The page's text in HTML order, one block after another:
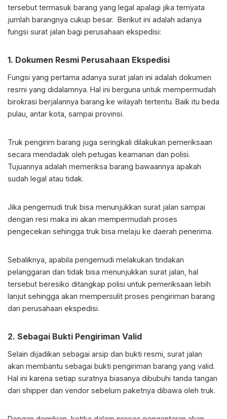
tersebut termasuk barang yang legal apalagi jika ternyata
jumlah barangnya cukup besar. Berikut ini adalah adanya
fungsi surat jalan bagi perusahaan ekspedisi:
1. Dokumen Resmi Perusahaan Ekspedisi
Fungsi yang pertama adanya surat jalan ini adalah dokumen
resmi yang didalamnya. Hal ini berguna untuk mempermudah
birokrasi berjalannya barang ke wilayah tertentu. Baik itu beda
pulau, antar kota, sampai provinsi.
Truk pengirim barang juga seringkali dilakukan pemeriksaan
secara mendadak oleh petugas keamanan dan polisi.
Tujuannya adalah memeriksa barang bawaannya apakah
sudah legal atau tidak.
Jika pengemudi truk bisa menunjukkan surat jalan sampai
dengan resi maka ini akan mempermudah proses
pengecekan sehingga truk bisa melaju ke daerah penerima.
Sebaliknya, apabila pengemudi melakukan tindakan
pelanggaran dan tidak bisa menunjukkan surat jalan, hal
tersebut beresiko ditangkap polisi untuk pemeriksaan lebih
lanjut sehingga akan mempersulit proses pengiriman barang
dari perusahaan ekspedisi.
2. Sebagai Bukti Pengiriman Valid
Selain dijadikan sebagai arsip dan bukti resmi, surat jalan
akan membantu sebagai bukti pengiriman barang yang valid.
Hal ini karena setiap suratnya biasanya dibubuhi tanda tangan
dari shipper dan vendor sebelum paketnya dibawa oleh truk.